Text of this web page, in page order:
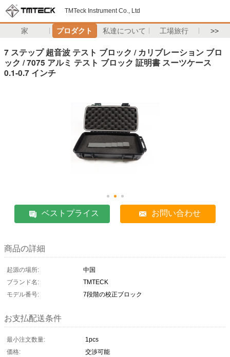
TMTeck Instrument Co., Ltd
家 プロダクト 私達について 工場旅行 >>
7 ステップ 超音波 テスト ブロック / カリブレーション ブロ
ック / 7075 アルミ テスト ブロック 証明書 スーツケース
0.1-0.7 インチ
ベストプライス お問い合わせ
商品の詳細
起源の場所:
中国
ブランド名:
TMTECK
モデル番号:
7段階の校正ブロック
お支払配送条件
最小注文数量:
1pcs
価格:
交渉可能